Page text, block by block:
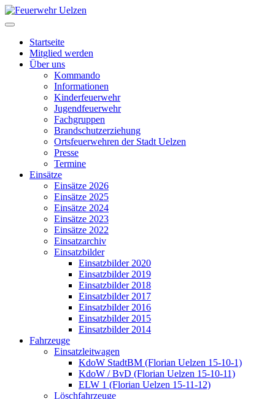
Startseite
Mitglied werden
Über uns
Kommando
Informationen
Kinderfeuerwehr
Jugendfeuerwehr
Fachgruppen
Brandschutzerziehung
Ortsfeuerwehren der Stadt Uelzen
Presse
Termine
Einsätze
Einsätze 2026
Einsätze 2025
Einsätze 2024
Einsätze 2023
Einsätze 2022
Einsatzarchiv
Einsatzbilder
Einsatzbilder 2020
Einsatzbilder 2019
Einsatzbilder 2018
Einsatzbilder 2017
Einsatzbilder 2016
Einsatzbilder 2015
Einsatzbilder 2014
Fahrzeuge
Einsatzleitwagen
KdoW StadtBM (Florian Uelzen 15-10-1)
KdoW / BvD (Florian Uelzen 15-10-11)
ELW 1 (Florian Uelzen 15-11-12)
Löschfahrzeuge